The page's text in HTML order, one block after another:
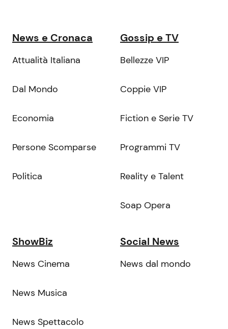
News e Cronaca
Attualità Italiana
Dal Mondo
Economia
Persone Scomparse
Politica
Gossip e TV
Bellezze VIP
Coppie VIP
Fiction e Serie TV
Programmi TV
Reality e Talent
Soap Opera
ShowBiz
News Cinema
News Musica
News Spettacolo
Social News
News dal mondo